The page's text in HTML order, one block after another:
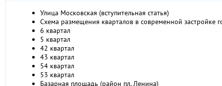
Улица Московская (вступительная статья)
Схема размещения кварталов в современной застройке
6 квартал
5 квартал
42 квартал
43 квартал
54 квартал
53 квартал
Базарная площадь (район пл. Ленина)